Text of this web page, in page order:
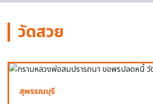
วัดสวย
สุพรรณบุรี